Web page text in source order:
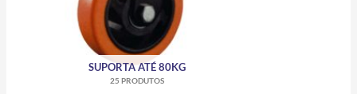
SUPORTA ATÉ 80KG
25 PRODUTOS